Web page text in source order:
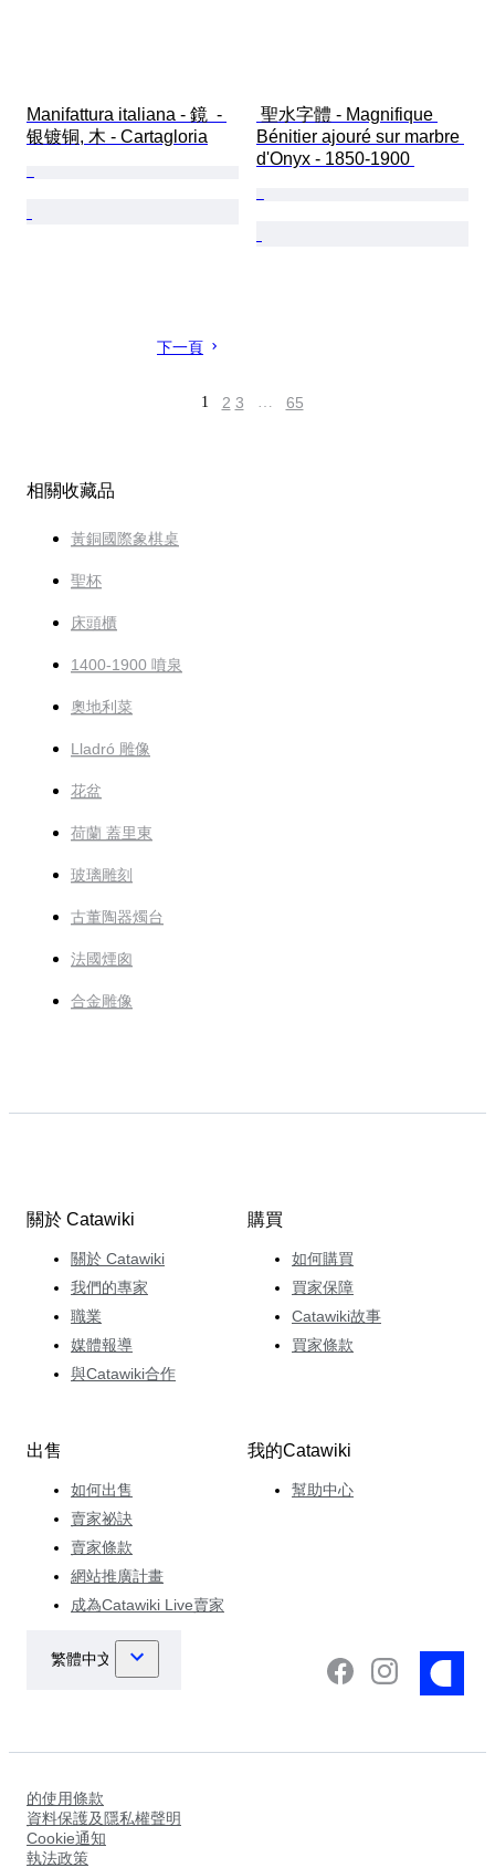
Manifattura italiana - 鏡  -
银镀铜, 木 - Cartagloria
Bénitier ajouré sur marbre
d'Onyx - 1850-1900
下一頁
1 2 3 … 65
相關收藏品
黃銅國際象棋桌
聖杯
床頭櫃
1400-1900 噴泉
奧地利菜
Lladró 雕像
花盆
荷蘭 蓋里東
玻璃雕刻
古董陶器燭台
法國煙囪
合金雕像
關於 Catawiki
關於 Catawiki
我們的專家
職業
媒體報導
與Catawiki合作
購買
如何購買
買家保障
Catawiki故事
買家條款
出售
如何出售
賣家祕訣
賣家條款
網站推廣計畫
成為Catawiki Live賣家
我的Catawiki
幫助中心
的使用條款
資料保護及隱私權聲明
Cookie通知
執法政策